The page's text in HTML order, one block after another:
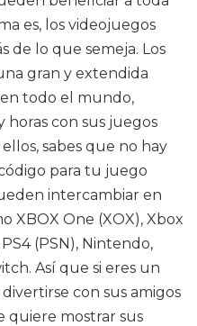
es, los videojuegos
de lo que semeja. Los
gran y extendida
todo el mundo,
horas con sus juegos
sabes que no hay
para tu juego
intercambiar en
XBOX One (XOX), Xbox
(PSN), Nintendo,
Así que si eres un
con sus amigos
quiere mostrar sus